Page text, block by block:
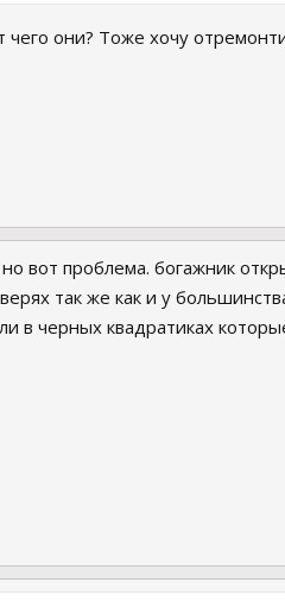
чего они? Тоже хочу
вот проблема. богажник
так же как и у
в черных квадратиках